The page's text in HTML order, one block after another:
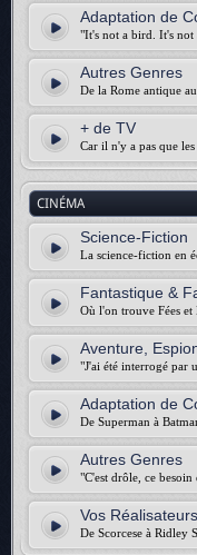
Adaptation de
"It's not a bird. It's not
Autres Genres
De la Rome antique
+ de TV
Car il n'y a pas que les
CINÉMA
Science-Fiction
La science-fiction en
Fantastique &
Où l'on trouve Fées et
Aventure,
"J'ai été interrogé par
Adaptation de
De Superman à
Autres Genres
"C'est drôle, ce
Vos
De Scorcese à Ridley